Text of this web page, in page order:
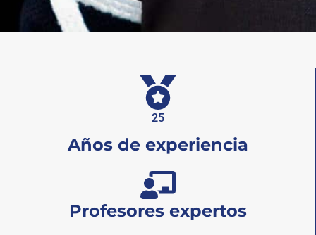
25
Años de experiencia
Profesores expertos